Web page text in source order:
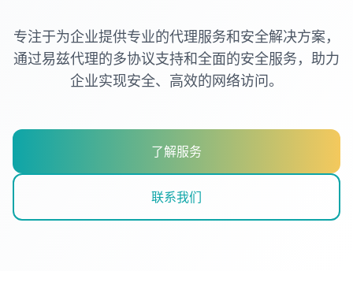
专注于为企业提供专业的代理服务和安全解决方案，
通过易兹代理的多协议支持和全面的安全服务，助力
企业实现安全、高效的网络访问。
了解服务
联系我们